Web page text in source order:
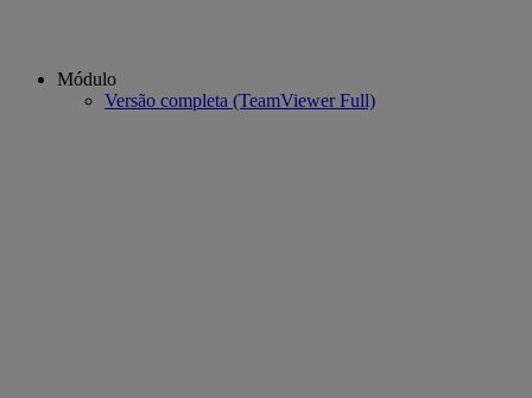
Módulo
Versão completa (TeamViewer Full)